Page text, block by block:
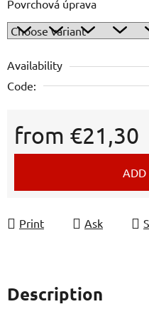
Povrchová úprava
Availability
Code:
from €21,30
Measure price:
ADD
Print Ask
Description